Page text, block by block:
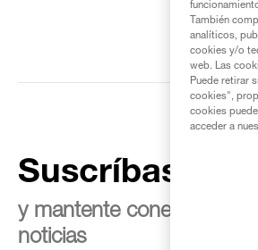
Suscríbase al
y mantente conectado
noticias
También
analíticos,
cookies y/o
web. Las
Puede retirar
cookies",
cookies
acceder a